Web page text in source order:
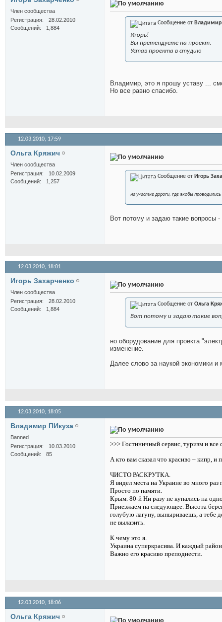
Член сообщества
Регистрация
28.02.2010
Сообщений
1,884
Сообщение от
Игорь!
Вы претендуете на проект.
Устав проекта в студию
Владимир, это я прошу уставу ...
Но все равно спасибо.
12.03.2010, 17:59
Ольга Кряжич
Член сообщества
Регистрация
10.02.2009
Сообщений
1,257
Сообщение от Игорь
на участке дороги, где якобы
Вот потому и задаю такие вопросы
12.03.2010, 18:01
Игорь Захарченко
Член сообщества
Регистрация
28.02.2010
Сообщений
1,884
Сообщение от Ольга
Вот потому и задаю такие
но оборудование для проекта
изменение.
Далее слово за наукой экономики
12.03.2010, 18:05
Владимир ПИкуза
Banned
Регистрация
10.03.2010
Сообщений
85
>>> Гостиничный сервис, туризм и
А кто вам сказал что красиво – кипр, и
ЧИСТО РАСКРУТКА.
Я видел места на Украине во много
Просто по памяти.
Крым. 80-й Ни разу не купались на
Приезжаем на следующее. Высота
голубую лагуну, выныриваешь, а тебе
не вылазить.
К чему это я.
Украина суперкрасива. И каждый
Важно его красиво преподнести.
12.03.2010, 18:06
Ольга Кряжич